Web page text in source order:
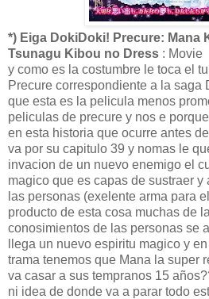
*) Eiga DokiDoki! Precure: Mana
Tsunagu Kibou no Dress : Movie
y como es la costumbre le toca el
Precure correspondiente a la saga
que esta es la pelicula menos
peliculas de precure y nos e
en esta historia que ocurre antes
va por su capitulo 39 y nomas le
invacion de un nuevo enemigo el
magico que es capas de sustraer
las personas (exelente arma para
producto de esta cosa muchas de
conosimientos de las personas se
llega un nuevo espiritu magico y
trama tenemos que Mana la super
va casar a sus tempranos 15
ni idea de donde va a parar todo